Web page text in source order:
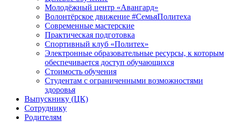
Молодёжный центр «Авангард»
Волонтёрское движение #СемьяПолитеха
Современные мастерские
Практическая подготовка
Спортивный клуб «Политех»
Электронные образовательные ресурсы, к которым
обеспечивается доступ обучающихся
Стоимость обучения
Студентам с ограниченными возможностями
здоровья
Выпускнику (ЦК)
Сотруднику
Родителям